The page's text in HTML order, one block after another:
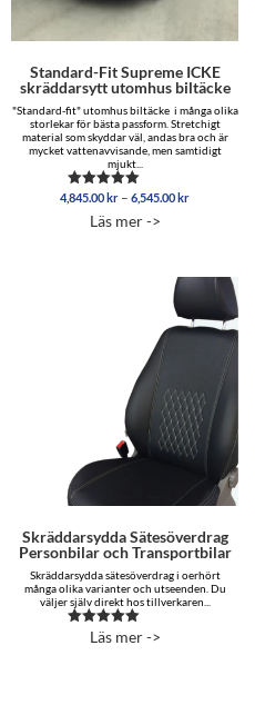
Standard-Fit Supreme ICKE
skräddarsytt utomhus biltäcke
"Standard-fit" utomhus biltäcke i många olika
storlekar för bästa passform. Stretchigt
material som skyddar väl, andas bra och är
mycket vattenavvisande, men samtidigt
mjukt...
Betygsatt
av 5
4,845.00 kr – 6,545.00 krPrisintervall:
Läs mer ->
Skräddarsydda Sätesöverdrag
Personbilar och Transportbilar
Skräddarsydda sätesöverdrag i oerhört
många olika varianter och utseenden. Du
väljer själv direkt hos tillverkaren...
Betygsatt
Läs mer ->